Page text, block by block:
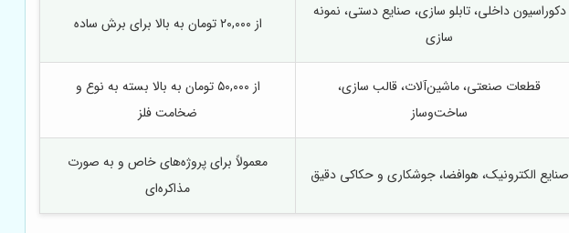
دکوراسیون داخلی، تابلو سازی، صنایع دستی، نمونه
سازی
از ۲۰,۰۰۰ تومان به بالا برای برش ساده
قطعات صنعتی، ماشین‌آلات، قالب سازی،
ساخت‌وساز
از ۵۰,۰۰۰ تومان به بالا بسته به نوع و
ضخامت فلز
صنایع الکترونیک، هوافضا، جوشکاری و حکاکی دقیق
معمولاً برای پروژه‌های خاص و به صورت
مذاکره‌ای